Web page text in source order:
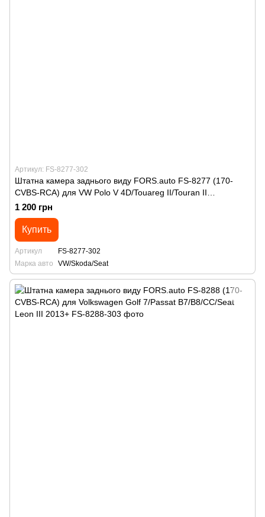
Артикул: FS-8277-302
Штатна камера заднього виду FORS.auto FS-8277 (170-
CVBS-RCA) для VW Polo V 4D/Touareg II/Touran II
2010+/Golf Plus/Jetta VI 2011+/Passat B7 Variant/Skoda
Octavia A7/Spaceback 2013+/Rapid 2012+/Superb 2014+/Seat
Ibiza 2012+/Alhambra 2010+
1 200 грн
Купить
Артикул
FS-8277-302
Марка авто
VW/Skoda/Seat